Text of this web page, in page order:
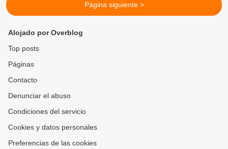
Página siguiente >
Alojado por Overblog
Top posts
Páginas
Contacto
Denunciar el abuso
Condiciones del servicio
Cookies y datos personales
Preferencias de las cookies